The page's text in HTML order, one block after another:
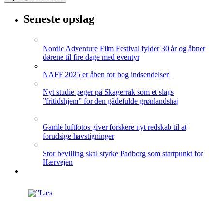
Seneste opslag
Nordic Adventure Film Festival fylder 30 år og åbner
dørene til fire dage med eventyr
NAFF 2025 er åben for bog indsendelser!
Nyt studie peger på Skagerrak som et slags
”fritidshjem” for den gådefulde grønlandshaj
Gamle luftfotos giver forskere nyt redskab til at
forudsige havstigninger
Stor bevilling skal styrke Padborg som startpunkt for
Hærvejen